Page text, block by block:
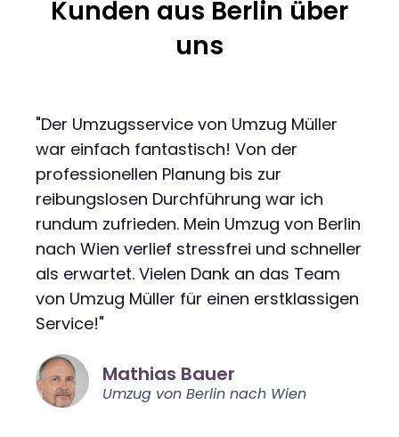
Kunden aus Berlin über
uns
"Der Umzugsservice von Umzug Müller
war einfach fantastisch! Von der
professionellen Planung bis zur
reibungslosen Durchführung war ich
rundum zufrieden. Mein Umzug von Berlin
nach Wien verlief stressfrei und schneller
als erwartet. Vielen Dank an das Team
von Umzug Müller für einen erstklassigen
Service!"
Mathias Bauer
Umzug von Berlin nach Wien